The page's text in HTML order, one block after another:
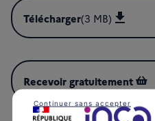
Télécharger(3 MB)
Télécharger Guide Les-
Recevoir gratuitement
Continuer sans accepter